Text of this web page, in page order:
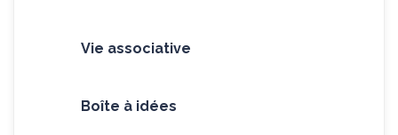
Vie associative
Boîte à idées